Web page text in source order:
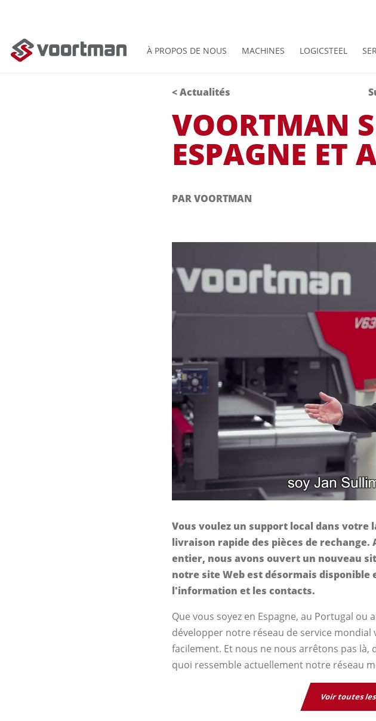
À PROPOS DE NOUS MACHINES LOGICSTEEL
<Actualités
VOORTMAN
ESPAGNE ET
PAR VOORTMAN
Vous voulez un support local dans
livraison rapide des pièces de rechange.
entier, nous avons ouvert un nouveau
notre site Web est désormais
l'information et les contacts.
Que vous soyez en Espagne, au Portugal
développer notre réseau de service
facilement. Et nous ne nous arrêtons pas
quoi ressemble actuellement notre réseau
Voir toutes